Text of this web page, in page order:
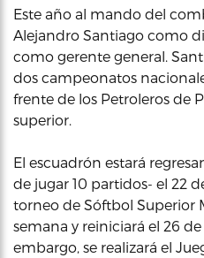
Este año al mando del
Alejandro Santiago como
como gerente general.
dos campeonatos
frente de los Petroleros de
superior.
El escuadrón estará
de jugar 10 partidos- el 22
torneo de Sóftbol Superior
semana y reiniciará el 26
embargo, se realizará el